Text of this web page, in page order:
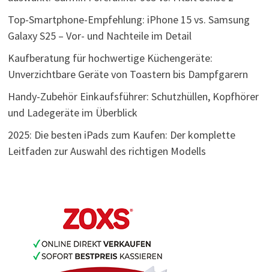
Top-Smartphone-Empfehlung: iPhone 15 vs. Samsung
Galaxy S25 – Vor- und Nachteile im Detail
Kaufberatung für hochwertige Küchengeräte:
Unverzichtbare Geräte von Toastern bis Dampfgarern
Handy-Zubehör Einkaufsführer: Schutzhüllen, Kopfhörer
und Ladegeräte im Überblick
2025: Die besten iPads zum Kaufen: Der komplette
Leitfaden zur Auswahl des richtigen Modells